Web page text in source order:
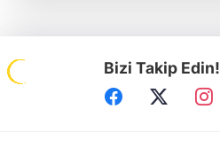
Bizi Takip Edin!